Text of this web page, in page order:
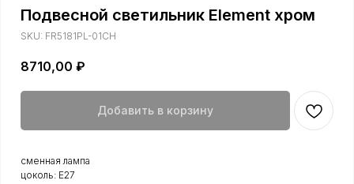
Подвесной светильник Element хром
SKU: FR5181PL-01CH
8710,00 ₽
Добавить в корзину
сменная лампа
цоколь: E27